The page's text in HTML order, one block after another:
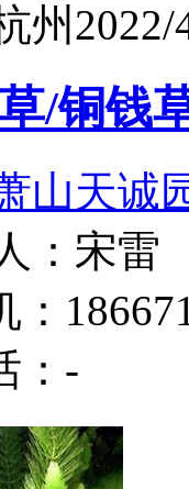
州 2022/
/铜钱
山天诚
：宋雷
：-